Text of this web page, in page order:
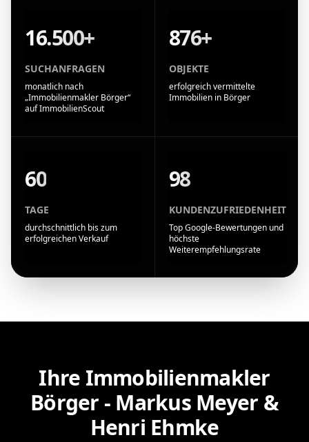
16.500+
SUCHANFRAGEN
monatlich nach
„Immobilienmakler Börger“
auf ImmobilienScout
876+
OBJEKTE
erfolgreich vermittelte
Immobilien in Börger
60
TAGE
durchschnittlich bis zum
erfolgreichen Verkauf
98
KUNDENZUFRIEDENHEIT
Top Google-Bewertungen und
höchste
Weiterempfehlungsrate
Ihre Immobilienmakler
Börger - Markus Meyer &
Henri Ehmke